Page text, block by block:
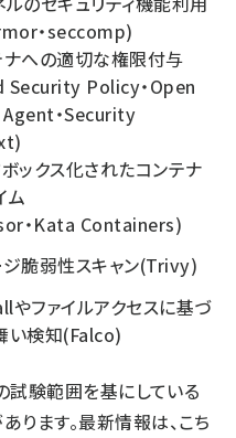
・seccomp)
ナへの適切な権限付与
Policy・Open
・Security
ボックス化されたコンテナ
ム
・Kata Containers)
ジ脆弱性スキャン(Trivy)
やファイルアクセスに基づ
い検知(Falco)
験範囲を基にしている
ります。最新情報は、こち